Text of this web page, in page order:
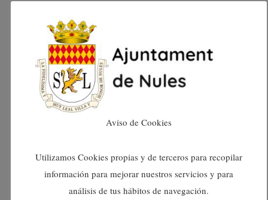
setembre 2024
agost 2024
juliol 2024
maig 2024
Aviso de Cookies
Utilizamos Cookies propias y de terceros para recopilar
información para mejorar nuestros servicios y para
análisis de tus hábitos de navegación.